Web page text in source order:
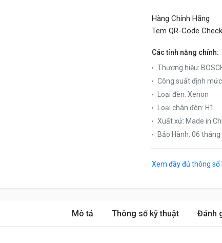
Hàng Chính Hãng
Tem QR-Code
Các tính năng chính:
Thương hiệu:
Công suất định mức
Loại đèn: Xenon
Loại chân đèn: H1
Xuất xứ: Made in
Bảo Hành: 06 tháng
Xem đầy đủ thông
Mô tả Thông số kỹ thuật Đánh